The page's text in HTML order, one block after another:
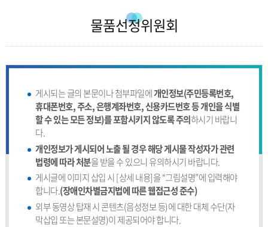
물품선정위원회
게시되는 글의 본문이나 첨부파일에개인정보(주민등록번호,
휴대폰번호, 주소, 은행계좌번호, 신용카드번호 등 개인을 식별
할 수 있는 모든 정보)를 포함시키지 않도록 주의하시기 바랍니
다.
개인정보가 게시되어 노출 될 경우 해당 게시물 작성자가 관련
법령에 따라 처분을 받을 수 있으니 유의하시기 바랍니다.
게시글에 이미지 삽입 시 [상세 내용]을 “그림설명”에 입력해야
합니다.(장애인차별금지법에 따른 웹접근성 준수)
외부 동영상 탑재 시 콘텐츠(음성정보 등)에 대한 대체 수단(자
막삽입 또는 본문설명)이 제공되어야 합니다.